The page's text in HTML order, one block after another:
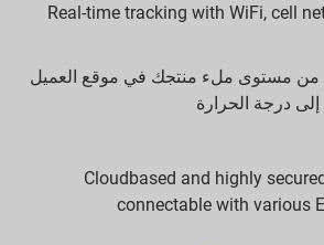
Real-time tracking with WiFi, cell
من مستوى ملء منتجك في موقع العميل
درجة الحرارة
Cloudbased and highly
connectable with various